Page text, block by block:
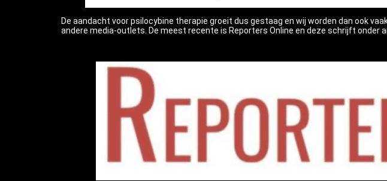
De aandacht voor psilocybine therapie groeit dus gestaag en wij worden dan ook
andere media-outlets. De meest recente is Reporters Online en deze schrijft onder